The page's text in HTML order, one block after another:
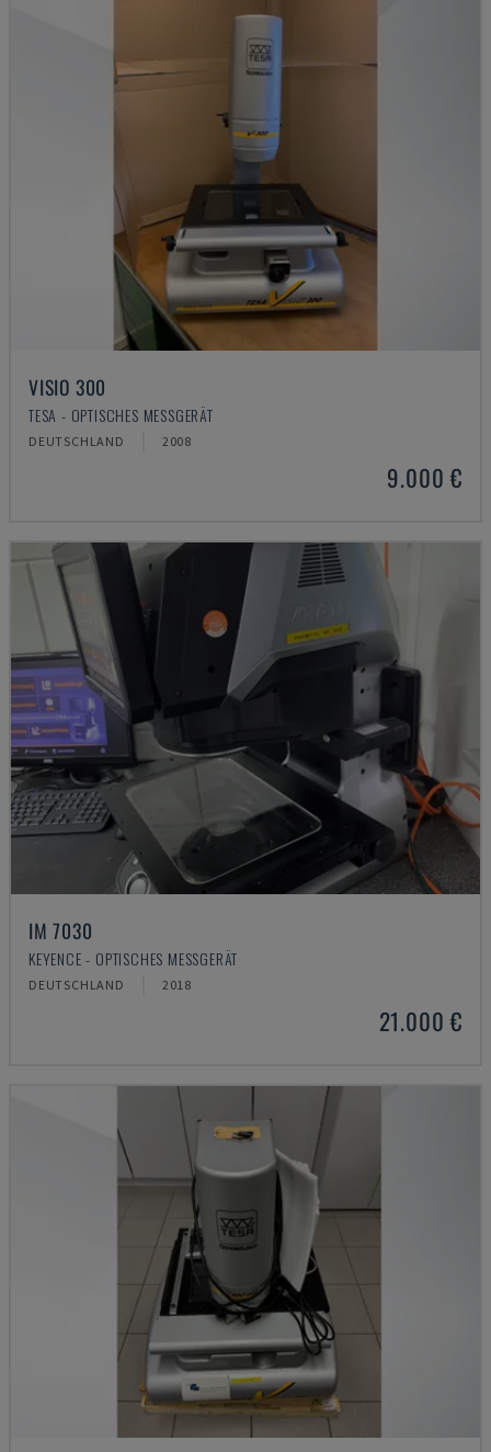
VISIO 300
TESA - OPTISCHES MESSGERÄT
DEUTSCHLAND 2008
9.000 €
IM 7030
KEYENCE - OPTISCHES MESSGERÄT
DEUTSCHLAND 2018
21.000 €